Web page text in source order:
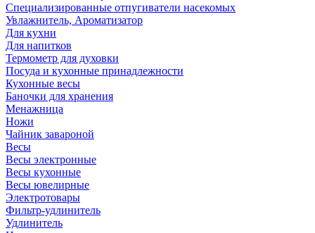
Специализированные отпугиватели насекомых
Увлажнитель, Ароматизатор
Для кухни
Для напитков
Термометр для духовки
Посуда и кухонные принадлежности
Кухонные весы
Баночки для хранения
Менажница
Ножи
Чайник завароной
Весы
Весы электронные
Весы кухонные
Весы ювелирные
Электротовары
Фильтр-удлинитель
Удлинитель